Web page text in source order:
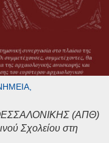
(ΑΠΘ)
Σχολείου στη